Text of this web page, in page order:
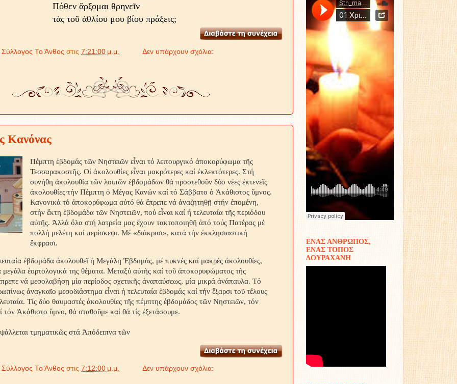
Πόθεν ἄρξομαι θρηνεῖν
τὰς τοῦ ἀθλίου μου βίου πράξεις;
Σύλλογος Το Άνθος στις 7:21:00 μ.μ. Δεν υπάρχουν σχόλια:
Κανόνας
Πέμπτη ἑβδομάς τῶν Νηστειῶν εἶναι τό λειτουργικό ἀποκορύφωμα τῆς
Τεσσαρακοστῆς. Οἱ ἀκολουθίες εἶναι μακρότερες καί ἐκλεκτότερες. Στή
συνήθη ἀκολουθία τῶν λοιπῶν ἑβδομάδων θά προστεθοῦν δύο νέες ἐκτενεῖς
ἀκολουθίες·τήν Πέμπτη ὁ Μέγας Κανών καί τό Σάββατο ὁ Ἀκάθιστος ὕμνος.
Κανονικά τό ἀποκορύφωμα αὐτό θά ἔπρεπε νά ἀναζητηθῇ στήν ἑπομένη,
στήν ἕκτη ἑβδομάδα τῶν Νηστειῶν, πού εἶναι καί ἡ τελευταία τῆς περιόδου
αὐτῆς. Ἀλλά ὅλα στή λατρεία μας ἔχουν τακτοποιηθῆ ἀπό τούς Πατέρας μέ
πολλή μελέτη καί περίσκεψι. Μέ «διάκρισι», κατά τήν ἐκκλησιαστική
ἔκφρασι.
ἑβδομάδα ἀκολουθεῖ ἡ Μεγάλη Ἑβδομάς, μέ πυκνές καί μακρές ἀκολουθίες,
μεγάλα ἑορτολογικά της θέματα. Μεταξύ αὐτῆς καί τοῦ ἀποκορυφώματος τῆς
νά μεσολαβήσῃ μία περίοδος σχετικῆς ἀναπαύσεως, μία μικρά ἀνάπαυλα. Τό
ἀναγκαῖο μεσοδιάστημα εἶναι ἡ τελευταία ἑβδομάς καί τήν ἔξαρσι τοῦ τέλους
Τίς δύο θαυμαστές ἀκολουθίες τῆς πέμπτης ἑβδομάδος τῶν Νηστειῶν, τόν
Ἀκάθιστο ὕμνο, θά σταθοῦμε καί θά τίς ἐξετάσουμε.
τμηματικῶς στά Ἀπόδειπνα τῶν
Σύλλογος Το Άνθος στις 7:12:00 μ.μ. Δεν υπάρχουν σχόλια:
ΕΝΑΣ ΑΝΘΡΩΠΟΣ,
ΕΝΑΣ ΤΟΠΟΣ
ΔΟΥΡΑΧΑΝΗ